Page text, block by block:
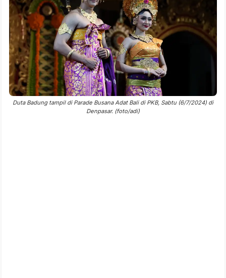
Duta Badung tampil di Parade Busana Adat Bali di PKB, Sabtu (6/7/2024) di
Denpasar. (foto/adi)